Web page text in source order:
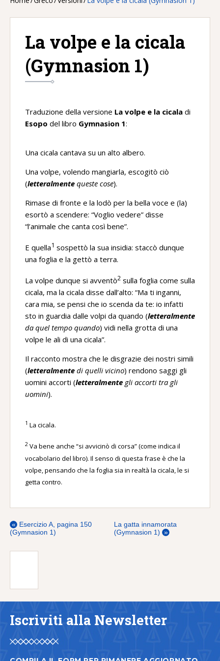
La volpe e la cicala
(Gymnasion 1)
Traduzione della versione La volpe e la cicala di
Esopo del libro Gymnasion 1:
Una cicala cantava su un alto albero.
Una volpe, volendo mangiarla, escogitò ciò
(letteralmente queste cose).
Rimase di fronte e la lodò per la bella voce e (la)
esortò a scendere: “Voglio vedere” disse
“l’animale che canta così bene”.
E quella1 sospettò la sua insidia: staccò dunque
una foglia e la gettò a terra.
La volpe dunque si avventò2 sulla foglia come sulla
cicala, ma la cicala disse dall’alto: “Ma ti inganni,
cara mia, se pensi che io scenda da te: io infatti
sto in guardia dalle volpi da quando (letteralmente
da quel tempo quando) vidi nella grotta di una
volpe le ali di una cicala”.
Il racconto mostra che le disgrazie dei nostri simili
(letteralmente di quelli vicino) rendono saggi gli
uomini accorti (letteralmente gli accorti tra gli
uomini).
1 La cicala.
2 Va bene anche “si avvicinò di corsa” (come indica il
vocabolario del libro). Il senso di questa frase è che la
volpe, pensando che la foglia sia in realtà la cicala, le si
getta contro.
« Esercizio A, pagina 150
(Gymnasion 1)
La gatta innamorata
(Gymnasion 1) »
Iscriviti alla Newsletter